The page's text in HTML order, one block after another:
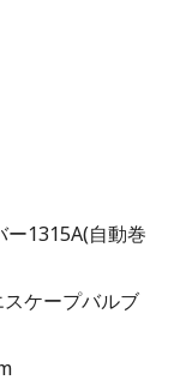
ー1315A(自動巻
ケープバルブ